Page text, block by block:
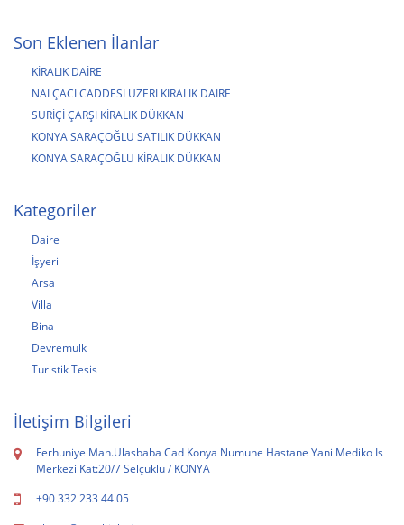
Son Eklenen İlanlar
KİRALIK DAİRE
NALÇACI CADDESİ ÜZERİ KİRALIK DAİRE
SURİÇİ ÇARŞI KİRALIK DÜKKAN
KONYA SARAÇOĞLU SATILIK DÜKKAN
KONYA SARAÇOĞLU KİRALIK DÜKKAN
Kategoriler
Daire
İşyeri
Arsa
Villa
Bina
Devremülk
Turistik Tesis
İletişim Bilgileri
Ferhuniye Mah.Ulasbaba Cad Konya Numune Hastane Yani Mediko Is
Merkezi Kat:20/7 Selçuklu / KONYA
+90 332 233 44 05